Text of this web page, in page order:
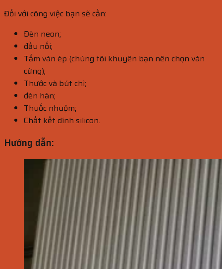
Đối với công việc bạn sẽ cần:
Đèn neon;
đầu nối;
Tấm ván ép (chúng tôi khuyên bạn nên chọn ván
cứng);
Thước và bút chì;
đèn hàn;
Thuốc nhuộm;
Chất kết dính silicon.
Hướng dẫn: